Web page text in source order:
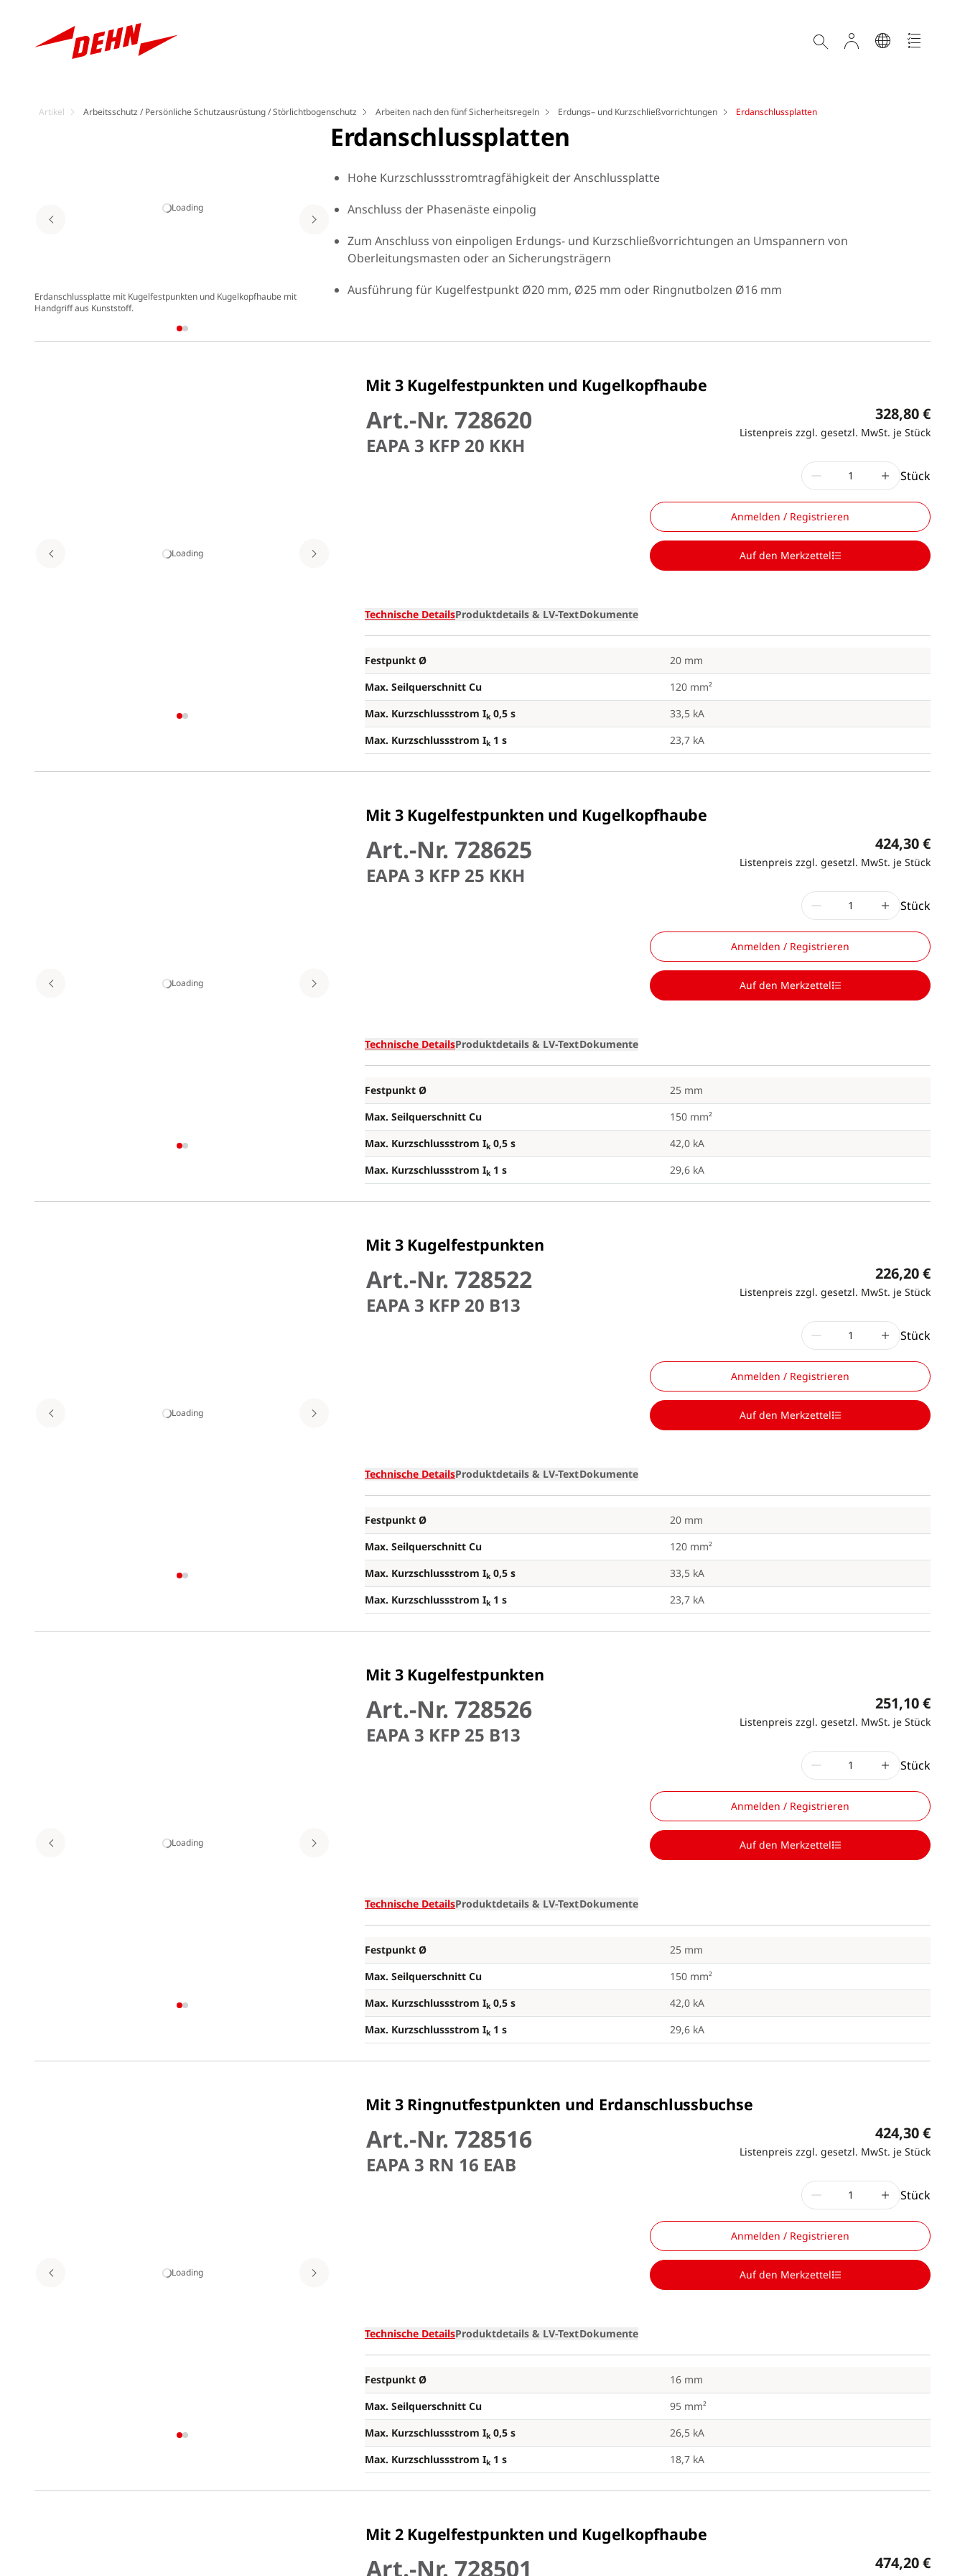
Artikel Arbeitsschutz / Persönliche Schutzausrüstung / Störlichtbogenschutz Arbeiten nach den fünf Sicherheitsregeln Erdungs– und Kurzschließvorrichtungen Erdanschlussplatten
Loading
Erdanschlussplatte mit Kugelfestpunkten und Kugelkopfhaube mit
Handgriff aus Kunststoff.
Loading
Erdungsfräsklemme mit Verdrehungsschutz montiert auf
Erdanschlussplatten
Hohe Kurzschlussstromtragfähigkeit der Anschlussplatte
Anschluss der Phasenäste einpolig
Zum Anschluss von einpoligen Erdungs- und Kurzschließvorrichtungen an Umspannern von
Oberleitungsmasten oder an Sicherungsträgern
Ausführung für Kugelfestpunkt Ø20 mm, Ø25 mm oder Ringnutbolzen Ø16 mm
Mit 3 Kugelfestpunkten und Kugelkopfhaube
Art.-Nr. 728620
EAPA 3 KFP 20 KKH
Loading
328,80 €
Listenpreis zzgl. gesetzl. MwSt. je Stück
Stück
Anmelden / Registrieren
Auf den Merkzettel
Technische DetailsProduktdetails & LV-TextDokumente
Festpunkt Ø
20 mm
Max. Seilquerschnitt Cu
120 mm²
Max. Kurzschlussstrom Ik 0,5 s
33,5 kA
Max. Kurzschlussstrom Ik 1 s 23,7 kA
Mit 3 Kugelfestpunkten und Kugelkopfhaube
Art.-Nr. 728625
EAPA 3 KFP 25 KKH
Loading
424,30 €
Listenpreis zzgl. gesetzl. MwSt. je Stück
Stück
Anmelden / Registrieren
Auf den Merkzettel
Technische DetailsProduktdetails & LV-TextDokumente
Festpunkt Ø
25 mm
Max. Seilquerschnitt Cu
150 mm²
Max. Kurzschlussstrom Ik 0,5 s
42,0 kA
Max. Kurzschlussstrom Ik 1 s 29,6 kA
Mit 3 Kugelfestpunkten
Art.-Nr. 728522
EAPA 3 KFP 20 B13
Loading
226,20 €
Listenpreis zzgl. gesetzl. MwSt. je Stück
Stück
Anmelden / Registrieren
Auf den Merkzettel
Technische DetailsProduktdetails & LV-TextDokumente
Festpunkt Ø
20 mm
Max. Seilquerschnitt Cu
120 mm²
Max. Kurzschlussstrom Ik 0,5 s
33,5 kA
Max. Kurzschlussstrom Ik 1 s 23,7 kA
Mit 3 Kugelfestpunkten
Art.-Nr. 728526
EAPA 3 KFP 25 B13
Loading
251,10 €
Listenpreis zzgl. gesetzl. MwSt. je Stück
Stück
Anmelden / Registrieren
Auf den Merkzettel
Technische DetailsProduktdetails & LV-TextDokumente
Festpunkt Ø
25 mm
Max. Seilquerschnitt Cu
150 mm²
Max. Kurzschlussstrom Ik 0,5 s
42,0 kA
Max. Kurzschlussstrom Ik 1 s 29,6 kA
Mit 3 Ringnutfestpunkten und Erdanschlussbuchse
Art.-Nr. 728516
EAPA 3 RN 16 EAB
Loading
424,30 €
Listenpreis zzgl. gesetzl. MwSt. je Stück
Stück
Anmelden / Registrieren
Auf den Merkzettel
Technische DetailsProduktdetails & LV-TextDokumente
Festpunkt Ø
16 mm
Max. Seilquerschnitt Cu
95 mm²
Max. Kurzschlussstrom Ik 0,5 s
26,5 kA
Max. Kurzschlussstrom Ik 1 s 18,7 kA
Mit 2 Kugelfestpunkten und Kugelkopfhaube
Art.-Nr. 728501 474,20 €